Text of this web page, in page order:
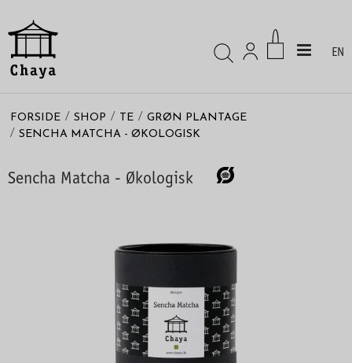
EN
FORSIDE / SHOP / TE / GRØN PLANTAGE
/ SENCHA MATCHA - ØKOLOGISK
Sencha Matcha - Økologisk